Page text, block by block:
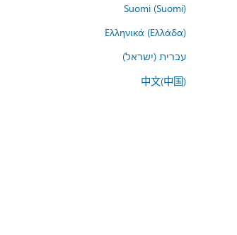
Suomi (Suomi)
Ελληνικά (Ελλάδα)
עברית (ישראל)
中文(中国)